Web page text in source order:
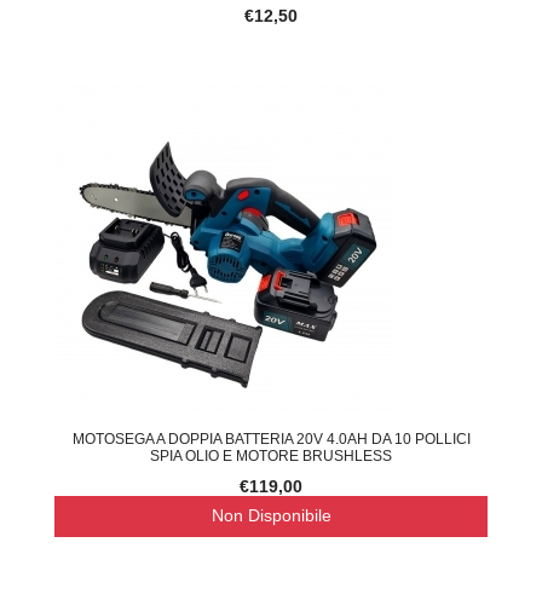
€12,50
MOTOSEGA A DOPPIA BATTERIA 20V 4.0AH DA 10 POLLICI
SPIA OLIO E MOTORE BRUSHLESS
€119,00
Non Disponibile